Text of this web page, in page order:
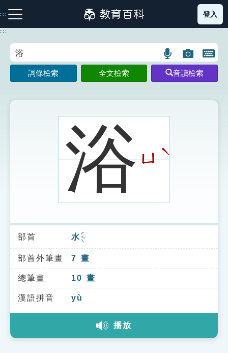
到
主
:::
注音索引圖示 筆畫索引圖示 部首索引表圖示
索引選單
知識索引
單字索引
生命大百科索引
登入
:::
語
言
搜
示
圖
片
搜
開
鍵
圖
詞條檢索 全文檢索 音讀檢索
浴ㄩ ˋ
部首 水 ㄕㄨㄟˇ
部首外筆畫 7 畫
總筆畫 10 畫
漢語拼音 yù
播放